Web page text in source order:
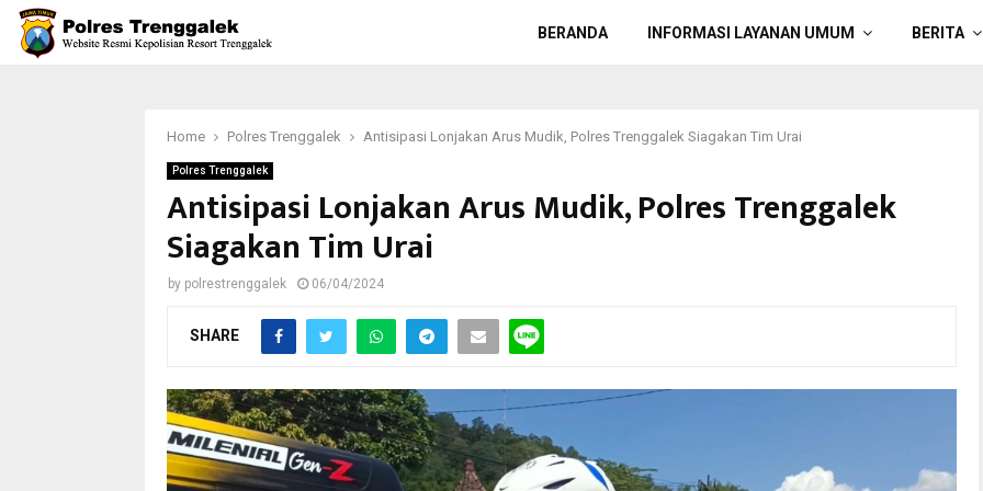
BERANDA INFORMASI LAYANAN UMUM BERITA
Home Polres Trenggalek Antisipasi Lonjakan Arus Mudik, Polres Trenggalek Siagakan Tim Urai
Polres Trenggalek
Antisipasi Lonjakan Arus Mudik, Polres Trenggalek
Siagakan Tim Urai
by polrestrenggalek 06/04/2024
SHARE